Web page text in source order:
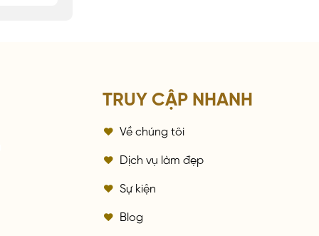
TRUY CẬP NHANH
Về chúng tôi
Dịch vụ làm đẹp
Sự kiện
Blog